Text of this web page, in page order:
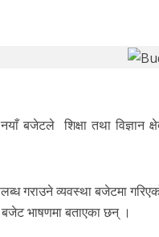
बजेटले शिक्षा तथा विज्ञान
गराउने व्यवस्था बजेटमा
भाषणमा बताएका छन् ।